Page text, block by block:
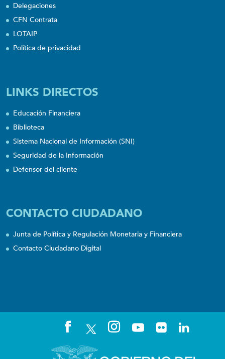
Delegaciones
CFN Contrata
LOTAIP
Política de privacidad
LINKS DIRECTOS
Educación Financiera
Biblioteca
Sistema Nacional de Información (SNI)
Seguridad de la Información
Defensor del cliente
CONTACTO CIUDADANO
Junta de Política y Regulación Monetaria y Financiera
Contacto Ciudadano Digital